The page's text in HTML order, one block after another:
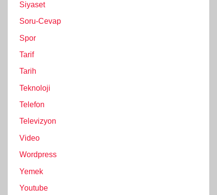
Siyaset
Soru-Cevap
Spor
Tarif
Tarih
Teknoloji
Telefon
Televizyon
Video
Wordpress
Yemek
Youtube